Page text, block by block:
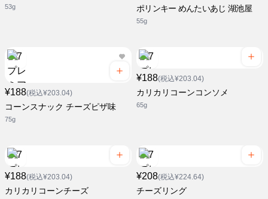
53g ポリンキー めんたいあじ 湖池屋
55g
¥188(税込¥203.04)
コーンスナック チーズピザ味
75g
¥188(税込¥203.04)
カリカリコーンコンソメ
65g
¥188(税込¥203.04)
カリカリコーンチーズ
¥208(税込¥224.64)
チーズリング